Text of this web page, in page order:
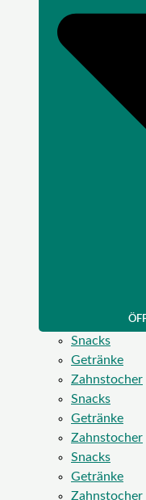
Snacks
Getränke
Zahnstocher
Snacks
Getränke
Zahnstocher
Snacks
Getränke
Zahnstocher